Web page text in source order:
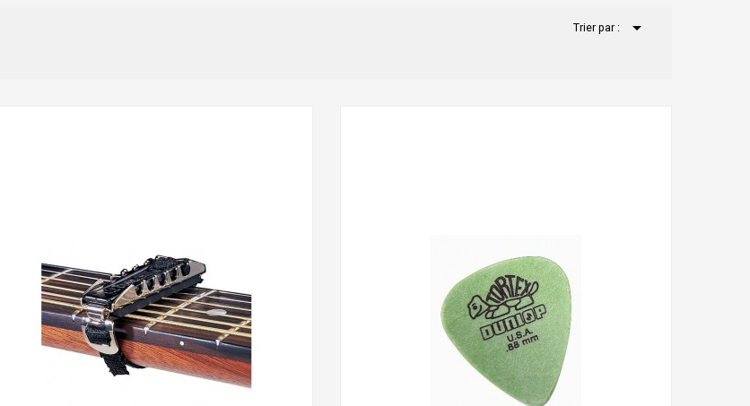
Trier par : 